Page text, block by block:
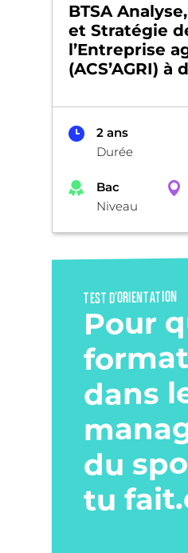
BTSA
et Stratégie
l’Entreprise
(ACS’AGRI) à
2 ans
Durée
Bac
Niveau
TEST D’ORIENTATION
Pour
dans
du
tu